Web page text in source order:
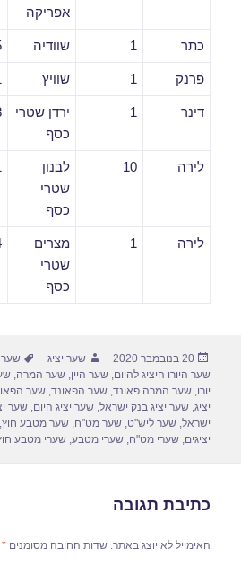
אפריקה
כתר 1 שוודיה
פרנק 1 שוויץ
דינר 1
ירדן שטרי
כסף
לירה 10
לבנון
שטרי
כסף
לירה 1
מצרים
שטרי
כסף
פורסם
בתאריך
20 בנובמבר 2020 מחבר
שער יציג שער
שער היורו היציג להיום,שער היין,שער המרה,
יורו,שער המרה פאונד,שער הפאונד,שער
יציג,שער יציג בנק ישראל,שער יציג היום,שער
ישראל,שער ליש"ט,שער מט"ח,שער מטבע חוץ
יציגים,שערי מט"ח,שערי מטבע,שערי מטבע
כתיבת תגובה
האימייל לא יוצג באתר. שדות החובה מסומנים*